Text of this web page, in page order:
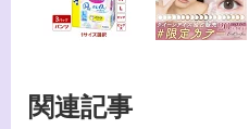
関連記事